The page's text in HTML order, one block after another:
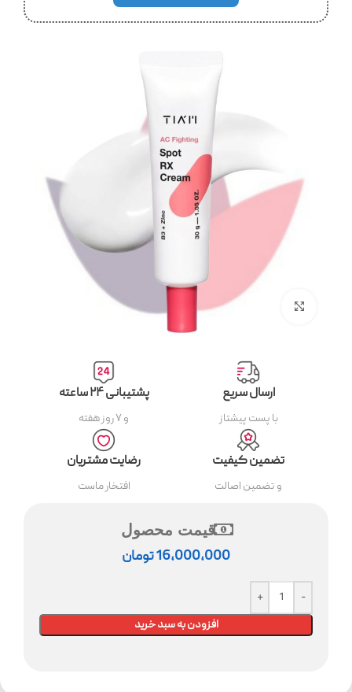
بزرگنمایی تصویر
ارسال سریع
با پست پیشتاز
پشتیبانی ۲۴ ساعته
و ۷ روز هفته
تضمین کیفیت
و تضمین اصالت
رضایت مشتریان
افتخار ماست
قیمت محصول
16,000,000تومان
افزودن به سبد خرید